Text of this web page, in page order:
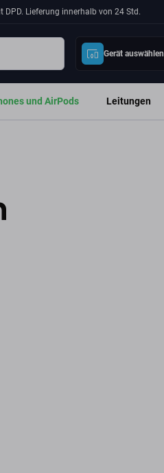
DPD. Lieferung innerhalb von 24 Std.
Gerät auswählen
und AirPods Leitungen